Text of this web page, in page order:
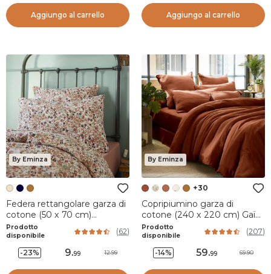
Aggiungo al carrello Aggiungo al carrello
By Eminza
Federa rettangolare garza di
cotone (50 x 70 cm)
Constance Beige pampa
Prodotto
disponibile
(62)
-23% 9.99 12.99
By Eminza
+30
Copripiumino garza di
cotone (240 x 220 cm) Gaïa
Terracotta
Prodotto
disponibile
(207)
-14% 59.99 69.90